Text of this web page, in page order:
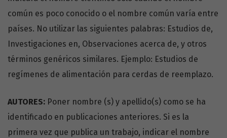
común es poco conocido o el nombre común varía entre
países. No utilizar las siguientes palabras: Estudios de,
Investigaciones en, Observaciones acerca de, y otros
términos genéricos similares. Ejemplo: Estudios de
regímenes de alimentación para cerdas de reemplazo.
AUTORES: Poner nombre (s) y apellido(s) como se ha
identificado en publicaciones anteriores. Si es la
primera vez que publica un trabajo, indicar el nombre